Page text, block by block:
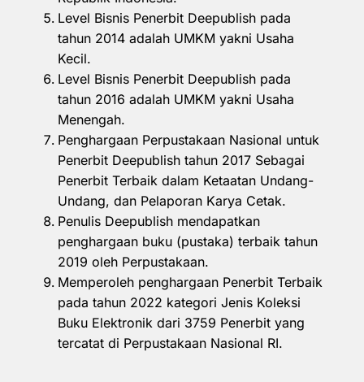
Level Bisnis Penerbit Deepublish pada
tahun 2014 adalah UMKM yakni Usaha
Kecil.
Level Bisnis Penerbit Deepublish pada
tahun 2016 adalah UMKM yakni Usaha
Menengah.
Penghargaan Perpustakaan Nasional untuk
Penerbit Deepublish tahun 2017 Sebagai
Penerbit Terbaik dalam Ketaatan Undang-
Undang, dan Pelaporan Karya Cetak.
Penulis Deepublish mendapatkan
penghargaan buku (pustaka) terbaik tahun
2019 oleh Perpustakaan.
Memperoleh penghargaan Penerbit Terbaik
pada tahun 2022 kategori Jenis Koleksi
Buku Elektronik dari 3759 Penerbit yang
tercatat di Perpustakaan Nasional RI.